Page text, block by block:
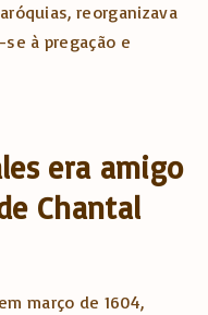
reorganizava
à pregação e
era amigo
Chantal
março de 1604,